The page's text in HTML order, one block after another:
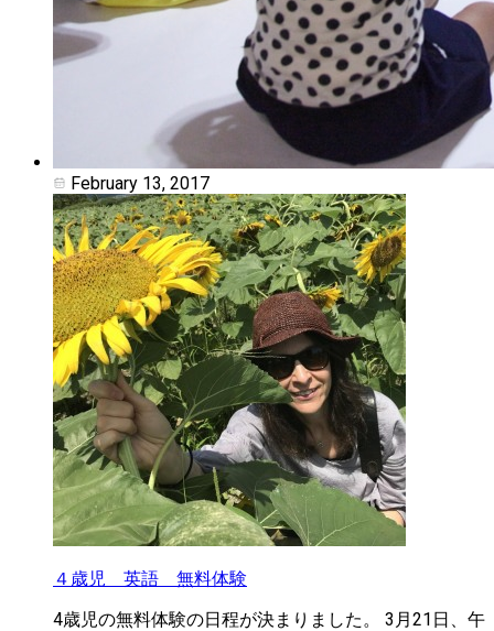
February 13, 2017
４歳児 英語 無料体験
4歳児の無料体験の日程が決まりました。 3月21日、午